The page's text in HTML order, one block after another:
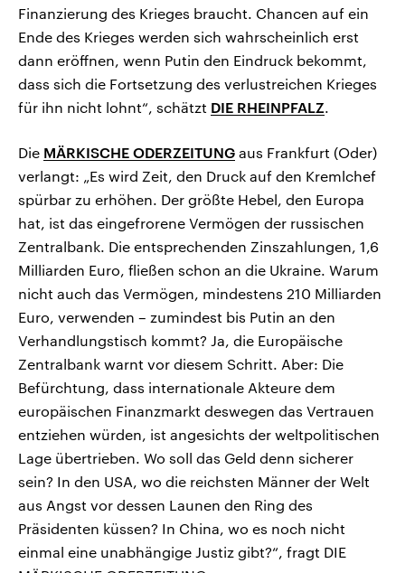
Finanzierung des Krieges braucht. Chancen auf ein
Ende des Krieges werden sich wahrscheinlich erst
dann eröffnen, wenn Putin den Eindruck bekommt,
dass sich die Fortsetzung des verlustreichen Krieges
für ihn nicht lohnt“, schätzt DIE RHEINPFALZ.
Die MÄRKISCHE ODERZEITUNG aus Frankfurt (Oder)
verlangt: „Es wird Zeit, den Druck auf den Kremlchef
spürbar zu erhöhen. Der größte Hebel, den Europa
hat, ist das eingefrorene Vermögen der russischen
Zentralbank. Die entsprechenden Zinszahlungen, 1,6
Milliarden Euro, fließen schon an die Ukraine. Warum
nicht auch das Vermögen, mindestens 210 Milliarden
Euro, verwenden – zumindest bis Putin an den
Verhandlungstisch kommt? Ja, die Europäische
Zentralbank warnt vor diesem Schritt. Aber: Die
Befürchtung, dass internationale Akteure dem
europäischen Finanzmarkt deswegen das Vertrauen
entziehen würden, ist angesichts der weltpolitischen
Lage übertrieben. Wo soll das Geld denn sicherer
sein? In den USA, wo die reichsten Männer der Welt
aus Angst vor dessen Launen den Ring des
Präsidenten küssen? In China, wo es noch nicht
einmal eine unabhängige Justiz gibt?“, fragt DIE